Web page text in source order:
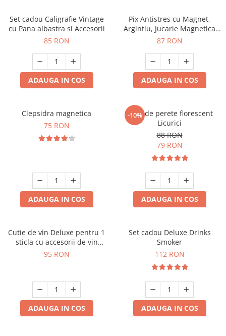
Set cadou Caligrafie Vintage
cu Pana albastra si Accesorii
85 RON
ADAUGA IN COS
Pix Antistres cu Magnet,
Argintiu, Jucarie Magnetica
pentru Birou
87 RON
ADAUGA IN COS
Clepsidra magnetica
75 RON
ADAUGA IN COS
-10%
Ceas de perete florescent
Licurici
88 RON
79 RON
ADAUGA IN COS
Cutie de vin Deluxe pentru 1
sticla cu accesorii de vin
incluse interior oranj
95 RON
ADAUGA IN COS
Set cadou Deluxe Drinks
Smoker
112 RON
ADAUGA IN COS